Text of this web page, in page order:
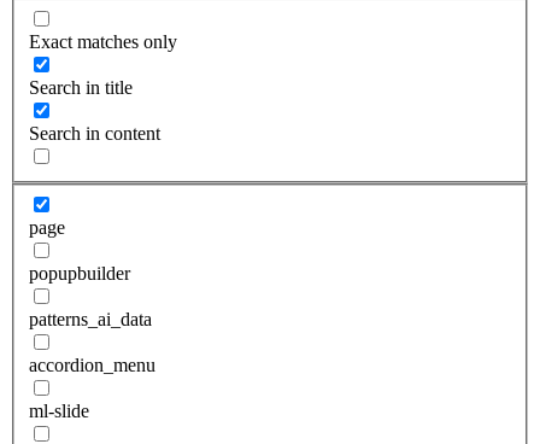
Exact matches only
Search in title
Search in content
page
popupbuilder
patterns_ai_data
accordion_menu
ml-slide